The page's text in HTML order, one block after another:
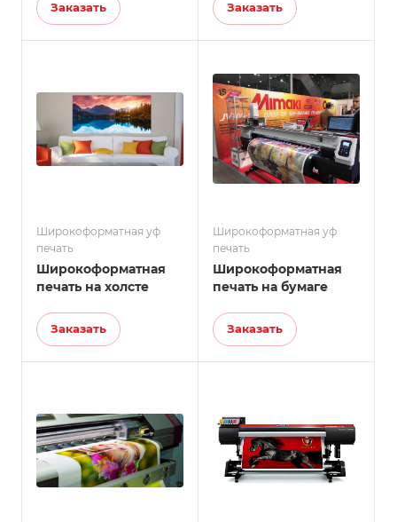
Заказать Заказать
Широкоформатная уф
печать
Широкоформатная
печать на холсте
Заказать
Широкоформатная уф
печать
Широкоформатная
печать на бумаге
Заказать